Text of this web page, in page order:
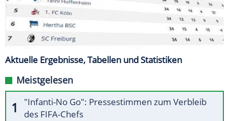
Aktuelle Ergebnisse, Tabellen und Statistiken
Meistgelesen
"Infanti-No Go": Pressestimmen zum Verbleib
des FIFA-Chefs